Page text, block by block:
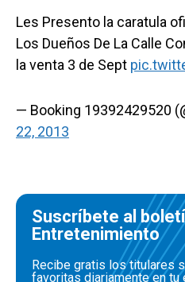
Les Presento la caratula
Los Dueños De La Calle
la venta 3 de Sept
— Booking 19392429520
22, 2013
Suscríbete al
Entretenimiento
Recibe gratis los titulares
favoritas diariamente en tu